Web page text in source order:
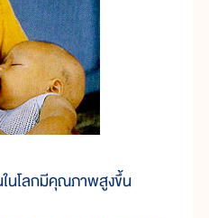
ในโลกมีคุณภาพสูงขึ้น